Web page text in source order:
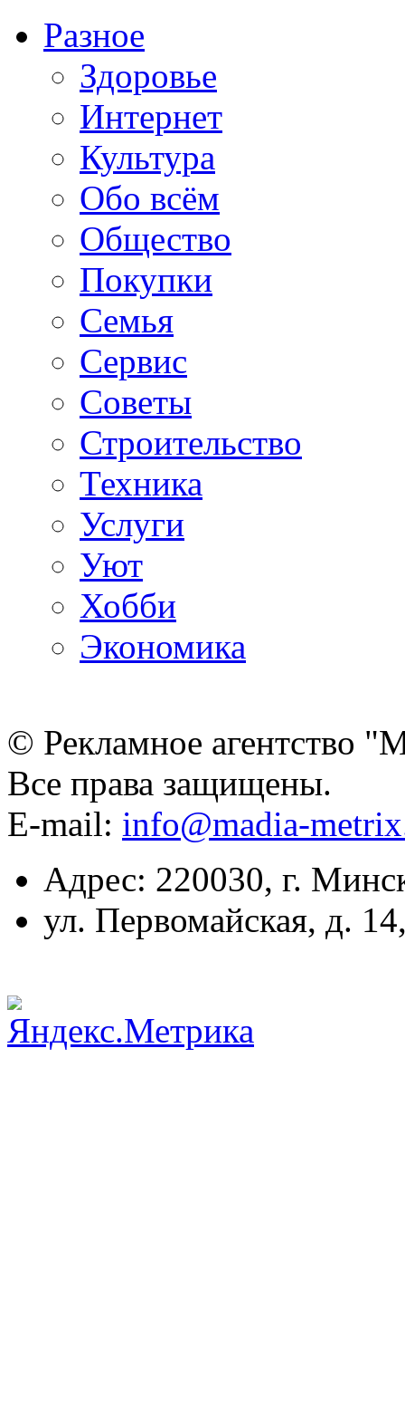
Разное
Здоровье
Интернет
Культура
Обо всём
Общество
Покупки
Семья
Сервис
Советы
Строительство
Техника
Услуги
Уют
Хобби
Экономика
© Рекламное агентство
Все права защищены.
E-mail: info@madia-
Адрес: 220030, г.
ул. Первомайская, д.